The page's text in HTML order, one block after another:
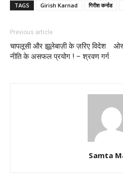
TAGS Girish Karnad गिरीश कर्नाड
Previous article
चापलूसी और झूलेबाज़ी के ज़रिए विदेश
नीति के असफल प्रयोग ! – श्रवण गर्ग
Samta